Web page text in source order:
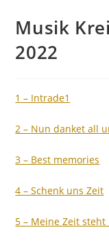
Musik
2022
1 – Intrade1​
2 – Nun danket all
3 – Best memories​
4 – Schenk uns Zeit​
5 – Meine Zeit